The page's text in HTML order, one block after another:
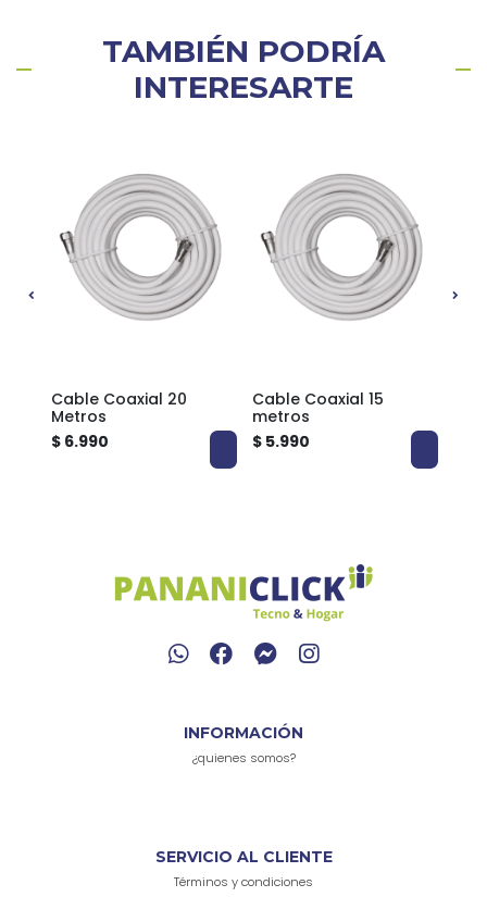
TAMBIÉN PODRÍA
INTERESARTE
Cable Coaxial 20
Metros
$ 6.990
Cable Coaxial 15
metros
$ 5.990
INFORMACIÓN
¿quienes somos?
SERVICIO AL CLIENTE
Términos y condiciones